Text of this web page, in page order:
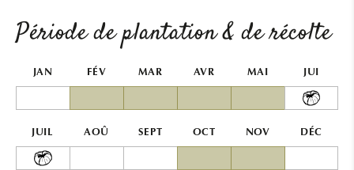
Période de plantation & de récolte
JAN FÉV MAR AVR MAI JUI
JUIL AOÛ SEPT OCT NOV DÉC